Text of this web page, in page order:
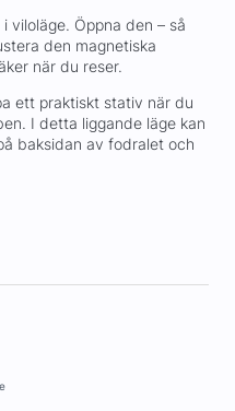
viloläge. Öppna den – så
den magnetiska
när du reser.
ett praktiskt stativ när du
I detta liggande läge kan
baksidan av fodralet och